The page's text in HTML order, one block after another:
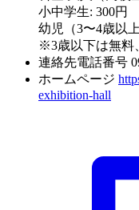
小中学生: 300円
幼児（3〜4歳以
※3歳以下は無料
連絡先電話番号
ホームページ
exhibition-hall